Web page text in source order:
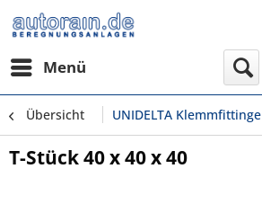
Menü
Übersicht UNIDELTA Klemmfittinge
T-Stück 40 x 40 x 40